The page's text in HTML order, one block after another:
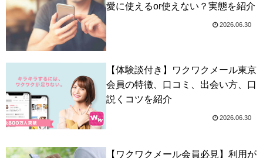
愛に使えるor使えない？実態を紹介
2026.06.30
【体験談付き】ワクワクメール東京
会員の特徴、口コミ、出会い方、口
説くコツを紹介
2026.06.30
【ワクワクメール会員必見】利用が